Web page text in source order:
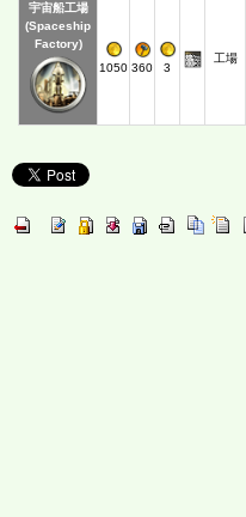
宇宙船工場
(Spaceship
Factory)
1050 360 3
工場